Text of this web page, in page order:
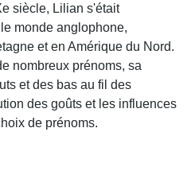
siècle, Lilian s'était
monde anglophone,
et en Amérique du Nord.
nombreux prénoms, sa
et des bas au fil des
des goûts et les influences
de prénoms.